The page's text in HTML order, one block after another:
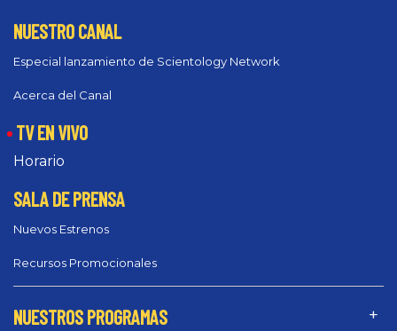
NUESTRO CANAL
Especial lanzamiento de Scientology Network
Acerca del Canal
TV EN VIVO
Horario
SALA DE PRENSA
Nuevos Estrenos
Recursos Promocionales
NUESTROS PROGRAMAS